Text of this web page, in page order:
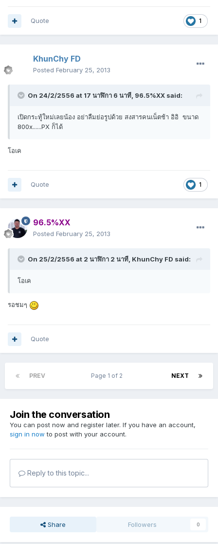
1
Quote
KhunChy FD
Posted February 25, 2013
On 24/2/2556 at 17 นาฬิกา 6 นาที, 96.5%XX said:
เปิดกระทู้ใหม่เลยน้อง อย่าลืมย่อรูปด้วย สงสารคนเน็ตช้า อิอิ ขนาด
800x......PX ก็ได้
โอเค
1
Quote
96.5%XX
Posted February 25, 2013
On 25/2/2556 at 2 นาฬิกา 2 นาที, KhunChy FD said:
โอเค
รอชมๆ
Quote
PREV NEXT
Page 1 of 2
Join the conversation
You can post now and register later. If you have an account,
sign in now to post with your account.
Reply to this topic...
Share Followers 0